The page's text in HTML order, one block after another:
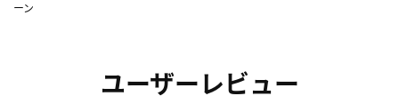
ーン
ユーザーレビュー